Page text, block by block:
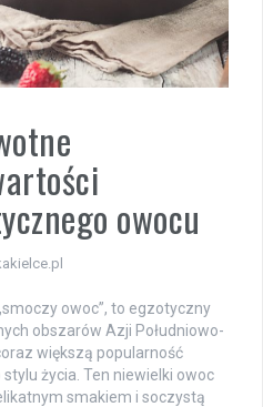
owocu
owoc”, to egzotyczny
obszarów Azji Południowo-
większą popularność
życia. Ten niewielki owoc
smakiem i soczystą